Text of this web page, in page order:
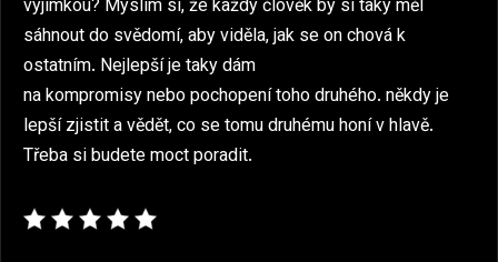
výjimkou? Myslím si, že každý člověk by si taky měl
sáhnout do svědomí, aby viděla, jak se on chová k
ostatním. Nejlepší je taky dám
na kompromisy nebo pochopení toho druhého. někdy je
lepší zjistit a vědět, co se tomu druhému honí v hlavě.
Třeba si budete moct poradit.